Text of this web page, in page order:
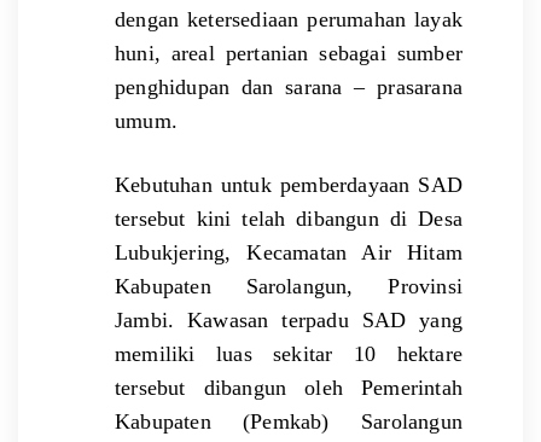
dengan ketersediaan perumahan layak
huni, areal pertanian sebagai sumber
penghidupan dan sarana – prasarana
umum.
Kebutuhan untuk pemberdayaan SAD
tersebut kini telah dibangun di Desa
Lubukjering, Kecamatan Air Hitam
Kabupaten Sarolangun, Provinsi
Jambi. Kawasan terpadu SAD yang
memiliki luas sekitar 10 hektare
tersebut dibangun oleh Pemerintah
Kabupaten (Pemkab) Sarolangun